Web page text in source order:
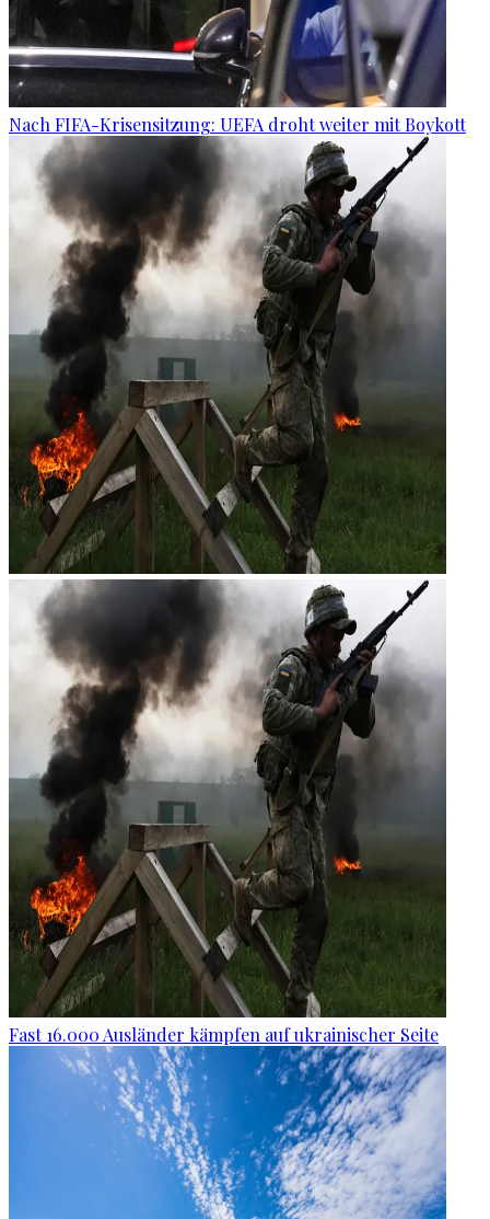
Nach FIFA-Krisensitzung: UEFA droht weiter mit Boykott
Fast 16.000 Ausländer kämpfen auf ukrainischer Seite